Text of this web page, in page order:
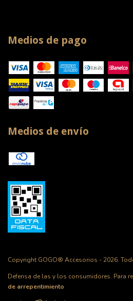
Medios de pago
Medios de envío
Copyright GOGO® Accesorios - 2026.
Defensa de las y los consumidores. Para
de arrepentimiento